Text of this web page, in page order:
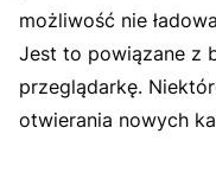
możliwość nie
Jest to powiązane z
przeglądarkę.
otwierania nowych